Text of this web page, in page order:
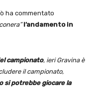
ha commentato
l’andamento in
campionato, ieri Gravina è
il campionato,
si potrebbe giocare la